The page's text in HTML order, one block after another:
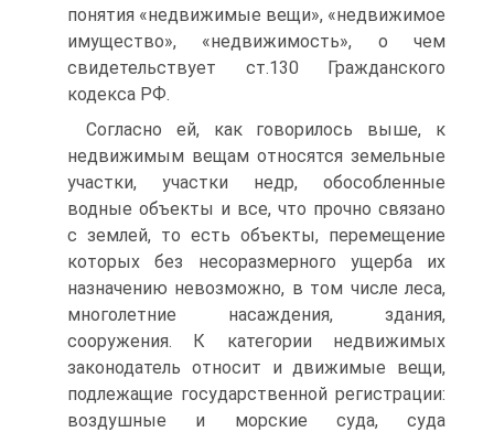
понятия «недвижимые вещи», «недвижимое
имущество», «недвижимость», о чем
свидетельствует ст.130 Гражданского
кодекса РФ.
Согласно ей, как говорилось выше, к
недвижимым вещам относятся земельные
участки, участки недр, обособленные
водные объекты и все, что прочно связано
с землей, то есть объекты, перемещение
которых без несоразмерного ущерба их
назначению невозможно, в том числе леса,
многолетние насаждения, здания,
сооружения. К категории недвижимых
законодатель относит и движимые вещи,
подлежащие государственной регистрации:
воздушные и морские суда, суда